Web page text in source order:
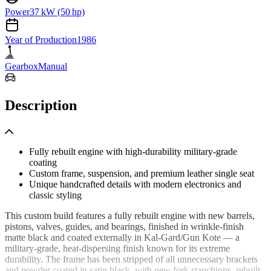
Power37 kW (50 hp)
Year of Production1986
GearboxManual
Description
Fully rebuilt engine with high-durability military-grade
coating
Custom frame, suspension, and premium leather single seat
Unique handcrafted details with modern electronics and
classic styling
This custom build features a fully rebuilt engine with new barrels,
pistons, valves, guides, and bearings, finished in wrinkle-finish
matte black and coated externally in Kal-Gard/Gun Kote — a
military-grade, heat-dispersing finish known for its extreme
durability. The frame has been stripped of all unnecessary brackets